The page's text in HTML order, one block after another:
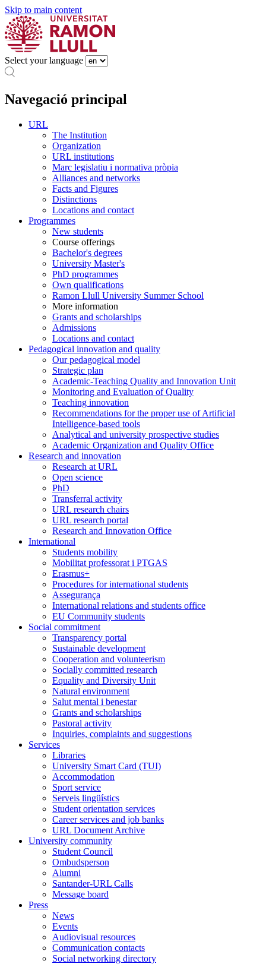
Skip to main content
Select your language
Navegació principal
URL
The Institution
Organization
URL institutions
Marc legislatiu i normativa pròpia
Alliances and networks
Facts and Figures
Distinctions
Locations and contact
Programmes
New students
Course offerings
Bachelor's degrees
University Master's
PhD programmes
Own qualifications
Ramon Llull University Summer School
More information
Grants and scholarships
Admissions
Locations and contact
Pedagogical innovation and quality
Our pedagogical model
Strategic plan
Academic-Teaching Quality and Innovation Unit
Monitoring and Evaluation of Quality
Teaching innovation
Recommendations for the proper use of Artificial
Intelligence-based tools
Analytical and university prospective studies
Academic Organization and Quality Office
Research and innovation
Research at URL
Open science
PhD
Transferral activity
URL research chairs
URL research portal
Research and Innovation Office
International
Students mobility
Mobilitat professorat i PTGAS
Erasmus+
Procedures for international students
Assegurança
International relations and students office
EU Community students
Social commitment
Transparency portal
Sustainable development
Cooperation and volunteerism
Socially committed research
Equality and Diversity Unit
Natural environment
Salut mental i benestar
Grants and scholarships
Pastoral activity
Inquiries, complaints and suggestions
Services
Libraries
University Smart Card (TUI)
Accommodation
Sport service
Serveis lingüístics
Student orientation services
Career services and job banks
URL Document Archive
University community
Student Council
Ombudsperson
Alumni
Santander-URL Calls
Message board
Press
News
Events
Audiovisual resources
Communication contacts
Social networking directory